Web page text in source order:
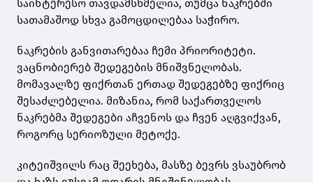
საინტერესო თავდამსხმელია, თუმცა ნაკრებში
სათამაშოდ სხვა გამოცდილებაა საჭირო.
ნაკრების განვითარებაა ჩემი პრიორიტეტი.
ვაცნობიერებ შედეგების მნიშვნელობას.
მომავალზე ფიქრთან ერთად შედეგებზე ფიქრიც
შესაძლებელია. მიზანია, რომ საქართველოს
ნაკრებმა შედეგები აჩვენოს და ჩვენ აღგვიქვან,
როგორც სერიოზული მეტოქე.
კიტეიშვილს რაც შეეხება, მასზე ბევრს ვსაუბრობ